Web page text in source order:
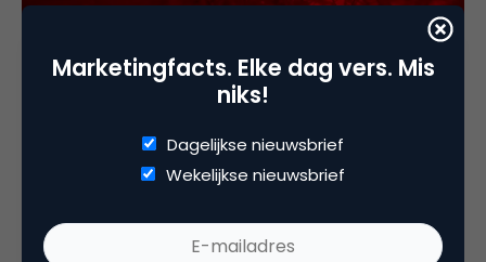
Service: het kan zo simpel zijn
Soms ervaar je iets, waarvan je denkt: zo kan het
ik me daarna…
Marketingfacts. Elke dag vers. Mis
niks!
Dagelijkse nieuwsbrief
Wekelijkse nieuwsbrief